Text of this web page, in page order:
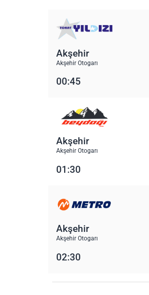
Akşehir
Akşehir Otogarı
00:45
Akşehir
Akşehir Otogarı
01:30
Akşehir
Akşehir Otogarı
02:30